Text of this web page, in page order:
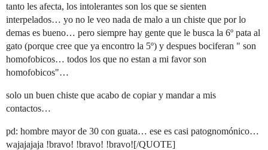
tanto les afecta, los intolerantes son los que se sienten
interpelados… yo no le veo nada de malo a un chiste que por lo
demas es bueno… pero siempre hay gente que le busca la 6º pata al
gato (porque cree que ya encontro la 5º) y despues bociferan " son
homofobicos… todos los que no estan a mi favor son
homofobicos"…
solo un buen chiste que acabo de copiar y mandar a mis
contactos…
pd: hombre mayor de 30 con guata… ese es casi patognomónico…
wajajajaja !bravo! !bravo! !bravo![/QUOTE]